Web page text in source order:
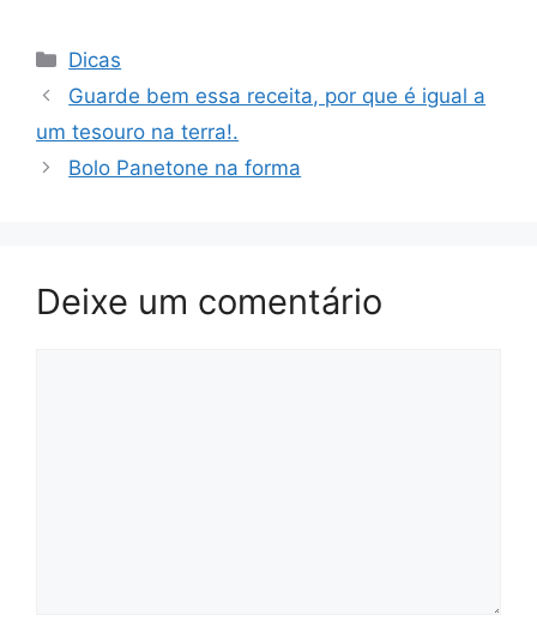
Categorias
Dicas
Guarde bem essa receita, por que é igual a
um tesouro na terra!.
Bolo Panetone na forma
Deixe um comentário